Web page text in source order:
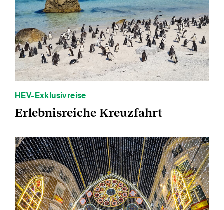
HEV-Exklusivreise
Erlebnisreiche Kreuzfahrt